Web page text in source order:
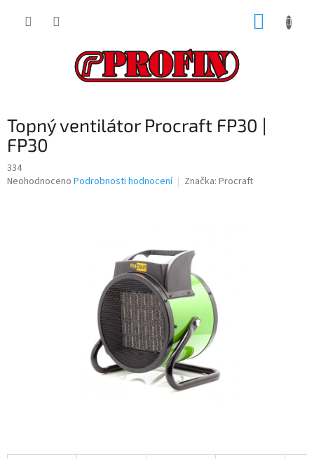
Topný ventilátor Procraft FP30 |
FP30
334
Průměrné
Neohodnoceno Podrobnosti hodnocení Značka: Procraft